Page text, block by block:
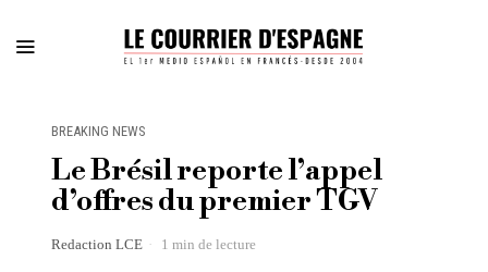
BREAKING NEWS
Le Brésil reporte l’appel
d’offres du premier TGV
Redaction LCE 1 min de lecture